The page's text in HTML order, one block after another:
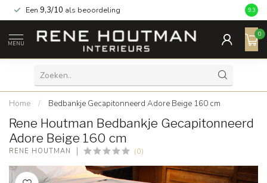
Een 9,3/10 als beoordeling 9.3
MENU
0
Home / Bedbankje Gecapitonneerd Adore Beige 160 cm
Rene Houtman Bedbankje Gecapitonneerd
Adore Beige 160 cm
RENE HOUTMAN (0)